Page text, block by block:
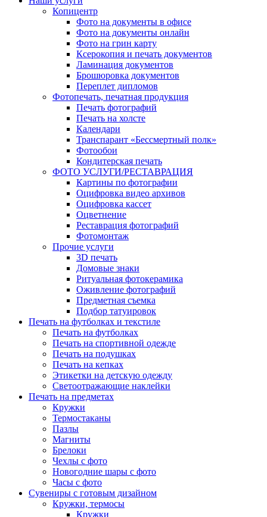
Копицентр
Фото на документы в офисе
Фото на документы онлайн
Фото на грин карту
Ксерокопия и печать документов
Ламинация документов
Брошюровка документов
Переплет дипломов
Фотопечать, печатная продукция
Печать фотографий
Печать на холсте
Календари
Транспарант «Бессмертный полк»
Фотообои
Кондитерская печать
ФОТО УСЛУГИ/РЕСТАВРАЦИЯ
Картины по фотографии
Оцифровка видео архивов
Оцифровка кассет
Оцветнение
Реставрация фотографий
Фотомонтаж
Прочие услуги
3D печать
Домовые знаки
Ритуальная фотокерамика
Оживление фотографий
Предметная съемка
Подбор татуировок
Печать на футболках и текстиле
Печать на футболках
Печать на спортивной одежде
Печать на подушках
Печать на кепках
Этикетки на детскую одежду
Светоотражающие наклейки
Печать на предметах
Кружки
Термостаканы
Пазлы
Магниты
Брелоки
Чехлы с фото
Новогодние шары с фото
Часы с фото
Сувениры с готовым дизайном
Кружки, термосы
Кружки